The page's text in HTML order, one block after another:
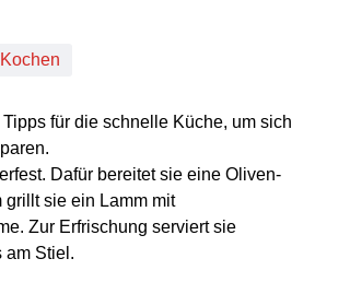
Kochen
für die schnelle Küche, um sich
Dafür bereitet sie eine Oliven-
sie ein Lamm mit
Zur Erfrischung serviert sie
am Stiel.